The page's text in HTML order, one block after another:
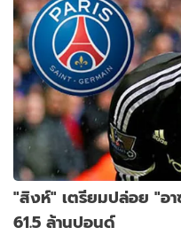
"สิงห์" เตรียมปล่อย "อา
61.5 ล้านปอนด์